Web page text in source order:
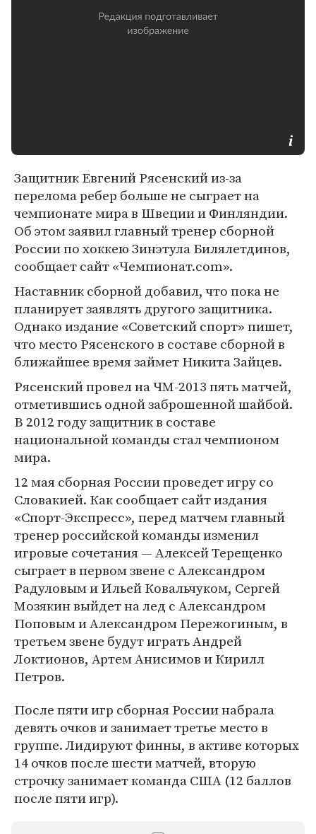
Защитник Евгений Рясенский из-за
перелома ребер больше не сыграет на
чемпионате мира в Швеции и Финляндии.
Об этом заявил главный тренер сборной
России по хоккею Зинэтула Билялетдинов,
сообщает сайт «Чемпионат.com».
Наставник сборной добавил, что пока не
планирует заявлять другого защитника.
Однако издание «Советский спорт» пишет,
что место Рясенского в составе сборной в
ближайшее время займет Никита Зайцев.
Рясенский провел на ЧМ-2013 пять матчей,
отметившись одной заброшенной шайбой.
В 2012 году защитник в составе
национальной команды стал чемпионом
мира.
12 мая сборная России проведет игру со
Словакией. Как сообщает сайт издания
«Спорт-Экспресс», перед матчем главный
тренер российской команды изменил
игровые сочетания — Алексей Терещенко
сыграет в первом звене с Александром
Радуловым и Ильей Ковальчуком, Сергей
Мозякин выйдет на лед с Александром
Поповым и Александром Пережогиным, в
третьем звене будут играть Андрей
Локтионов, Артем Анисимов и Кирилл
Петров.
После пяти игр сборная России набрала
девять очков и занимает третье место в
группе. Лидируют финны, в активе которых
14 очков после шести матчей, вторую
строчку занимает команда США (12 баллов
после пяти игр).